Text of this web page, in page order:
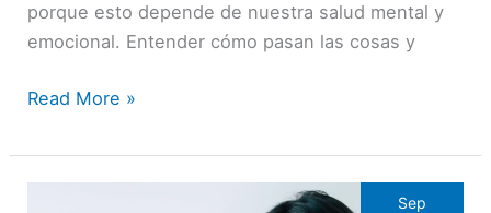
porque esto depende de nuestra salud mental y
emocional. Entender cómo pasan las cosas y
Read More »
Sep